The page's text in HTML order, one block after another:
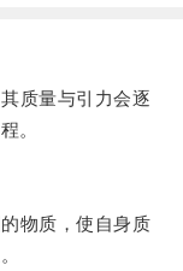
质量与引力会逐
。
物质，使自身质